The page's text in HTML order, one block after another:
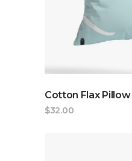
Cotton Flax Pillow
$32.00